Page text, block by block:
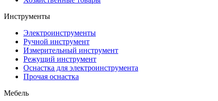
Инструменты
Электроинструменты
Ручной инструмент
Измерительный инструмент
Режущий инструмент
Оснастка для электроинструмента
Прочая оснастка
Мебель